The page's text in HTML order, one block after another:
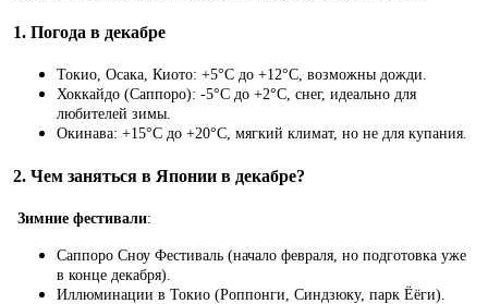
1. Погода в декабре
Токио, Осака, Киото: +5°C до +12°C, возможны дожди.
Хоккайдо (Саппоро): -5°C до +2°C, снег, идеально для
любителей зимы.
Окинава: +15°C до +20°C, мягкий климат, но не для купания.
2. Чем заняться в Японии в декабре?
Зимние фестивали:
Саппоро Сноу Фестиваль (начало февраля, но подготовка уже
в конце декабря).
Иллюминации в Токио (Роппонги, Синдзюку, парк Ёёги).